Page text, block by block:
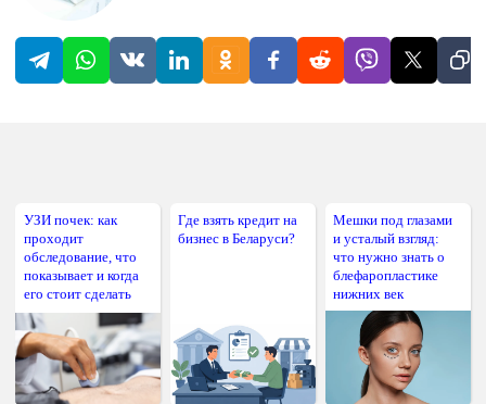
УЗИ почек: как
проходит
обследование, что
показывает и когда
его стоит сделать
Где взять кредит на
бизнес в Беларуси?
Мешки под глазами
и усталый взгляд:
что нужно знать о
блефаропластике
нижних век